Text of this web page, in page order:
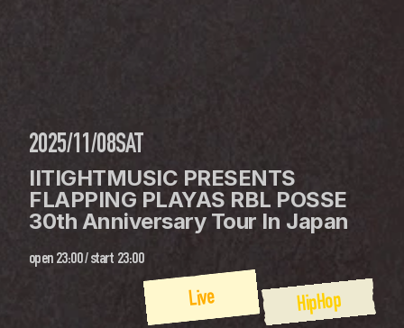
2025/11/08SAT
IITIGHTMUSIC PRESENTS
FLAPPING PLAYAS RBL POSSE
30th Anniversary Tour In Japan
open 23:00 / start 23:00
HipHop
Live